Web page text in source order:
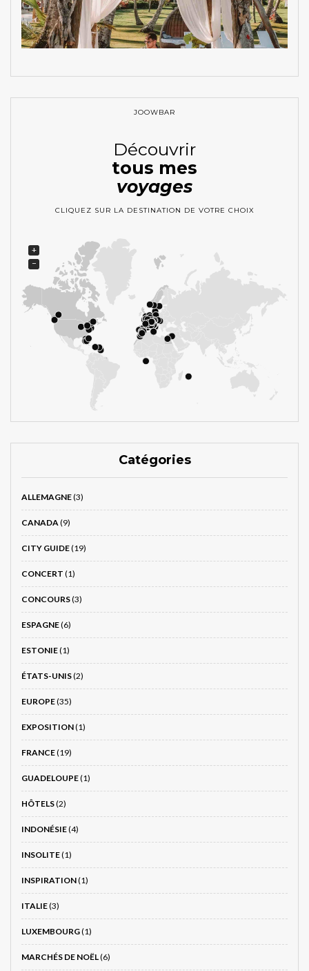
JOOWBAR
Découvrir
tous mes
voyages
CLIQUEZ SUR LA DESTINATION DE VOTRE CHOIX
+
−
Catégories
ALLEMAGNE(3)
CANADA (9)
CITY GUIDE(19)
CONCERT (1)
CONCOURS(3)
ESPAGNE(6)
ESTONIE(1)
ÉTATS-UNIS(2)
EUROPE(35)
EXPOSITION(1)
FRANCE(19)
GUADELOUPE(1)
HÔTELS(2)
INDONÉSIE(4)
INSOLITE(1)
INSPIRATION(1)
ITALIE(3)
LUXEMBOURG(1)
MARCHÉS DE NOËL(6)